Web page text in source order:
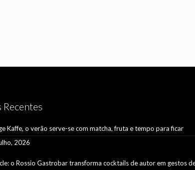
Kaffe, o verão serve-se com matcha, fruta e tempo para ficar
2026
o Rossio Gastrobar transforma cocktails de autor em gestos